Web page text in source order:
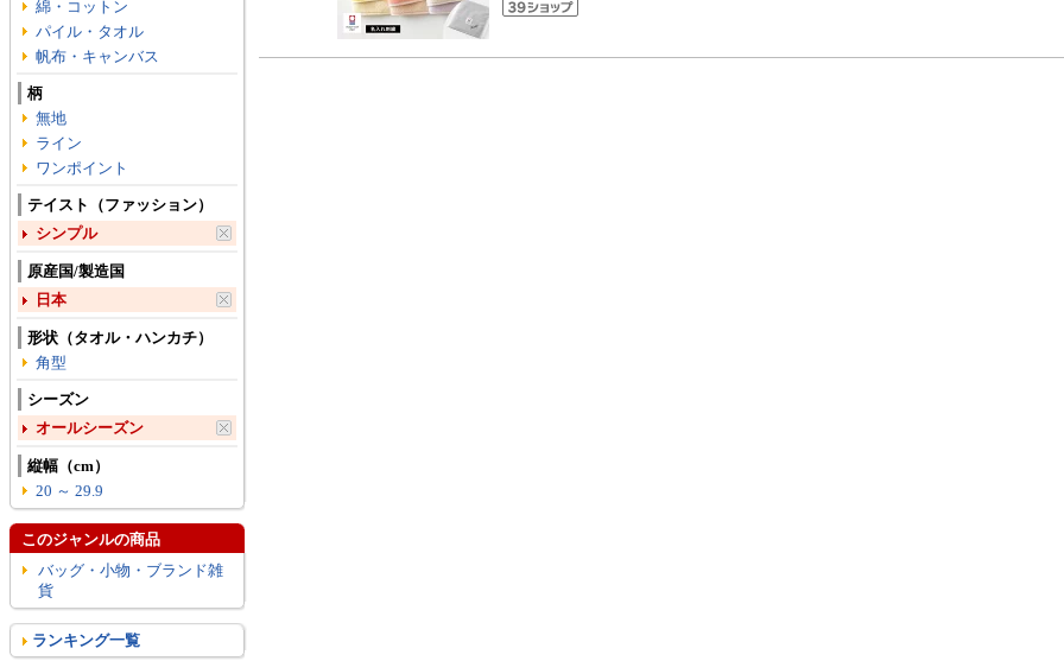
綿・コットン
パイル・タオル
帆布・キャンバス
柄
無地
ライン
ワンポイント
テイスト（ファッション）
シンプル
原産国/製造国
日本
形状（タオル・ハンカチ）
角型
シーズン
オールシーズン
縦幅（cm）
20 ～ 29.9
このジャンルの商品
バッグ・小物・ブランド雑
貨
ランキング一覧